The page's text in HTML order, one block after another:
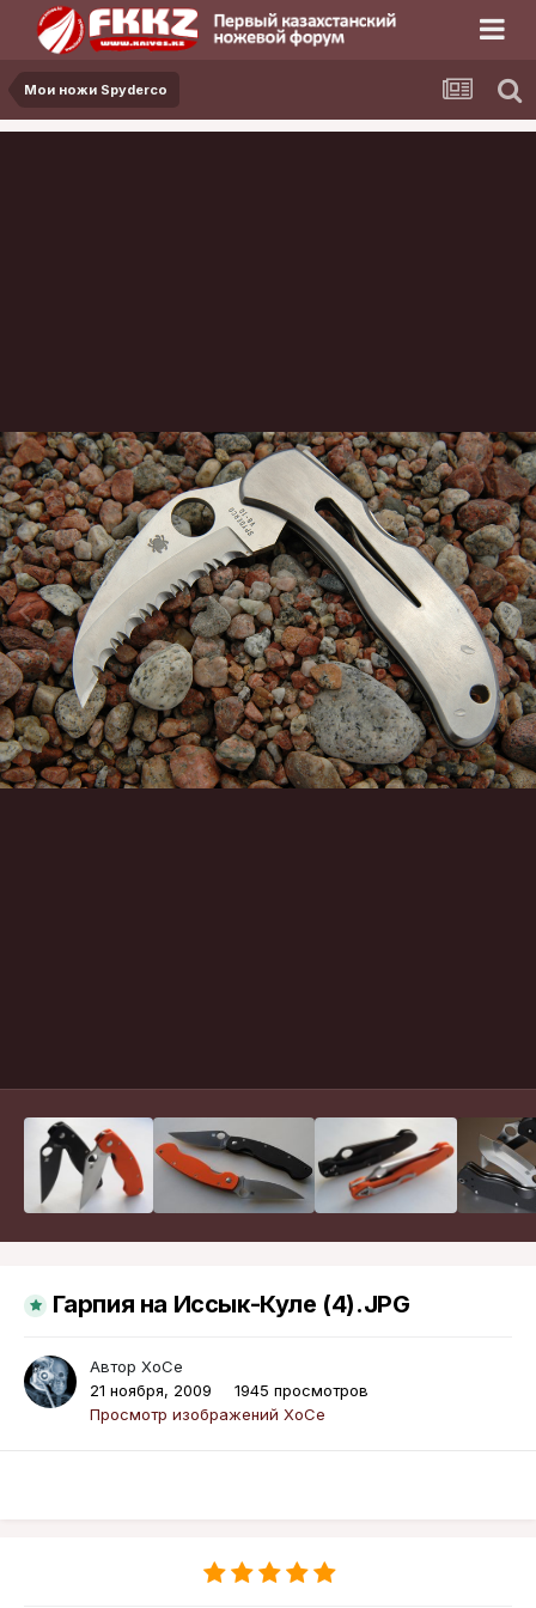
Мои ножи Spyderco
Гарпия на Иссык-Куле (4).JPG
Автор XoCe
21 ноября, 2009
1945 просмотров
Просмотр изображений XoCe